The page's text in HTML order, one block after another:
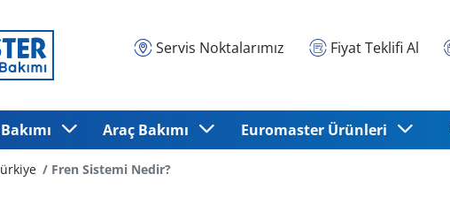
Servis Noktalarımız Fiyat Teklifi Al
Araç Bakımı Euromaster Ürünleri
Fren Sistemi Nedir?